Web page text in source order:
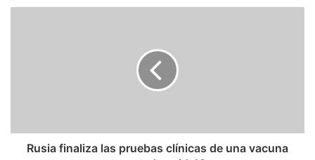
Rusia finaliza las pruebas clínicas de una vacuna